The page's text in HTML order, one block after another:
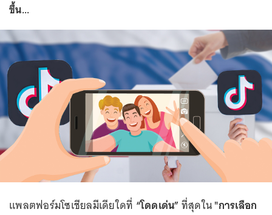
ขึ้น...
แพลตฟอร์มโซเชียลมีเดียใดที่ “โดดเด่น” ที่สุดใน"การเลือก